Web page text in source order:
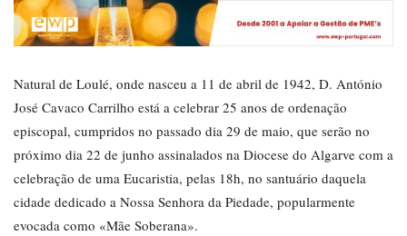
Natural de Loulé, onde nasceu a 11 de abril de 1942, D. António
José Cavaco Carrilho está a celebrar 25 anos de ordenação
episcopal, cumpridos no passado dia 29 de maio, que serão no
próximo dia 22 de junho assinalados na Diocese do Algarve com a
celebração de uma Eucaristia, pelas 18h, no santuário daquela
cidade dedicado a Nossa Senhora da Piedade, popularmente
evocada como «Mãe Soberana».